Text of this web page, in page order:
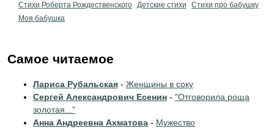
Стихи Роберта Рождественского Детские стихи
Стихи про бабушку
Моя бабушка
Самое читаемое
Лариса Рубальская - Женщины в соку
Сергей Александрович Есенин - "Отговорила роща
золотая..."
Анна Андреевна Ахматова - Мужество